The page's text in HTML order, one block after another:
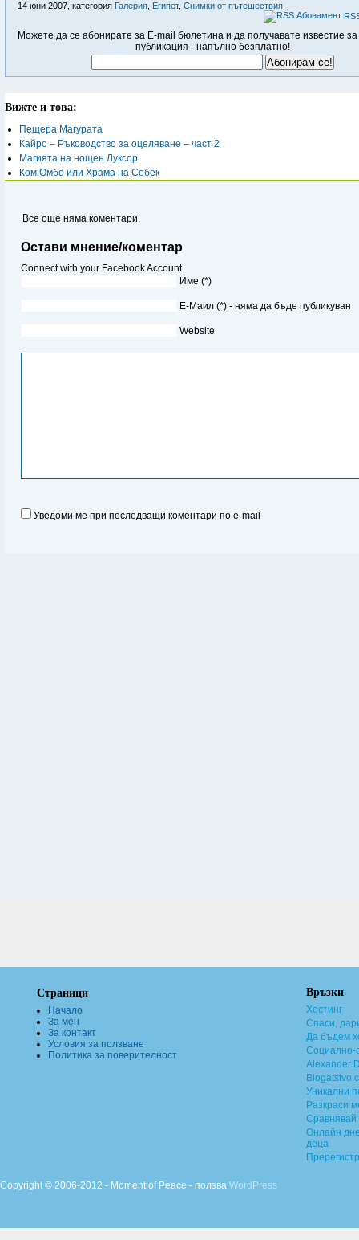
14 юни 2007, категория Галерия Египет, Снимки от пътешествия
Можете да се абонирате за E-mail бюлетина и да получавате известие за
публикация - напълно безплатно!
Вижте и това:
Пещера Магурата
Кайро – Ръководство за оцеляване – част 2
Магията на нощен Луксор
Ком Омбо или Храма на Собек
Все още няма коментари.
Остави мнение/коментар
Connect with your Facebook Account
Име (*)
Е-Маил (*) - няма да бъде публикуван
Website
Уведоми ме при последващи коментари по e-mail
Страници
Начало
За мен
За контакт
Условия за ползване
Политика за поверителност
Връзки
Хостинг
Спаси,
Да бъдем
Социално-
Alexander
Уникални
Разкраси
Сравнявай
Онлайн
деца
Copyright © 2006-2012 - Moment of Peace - ползва WordPress